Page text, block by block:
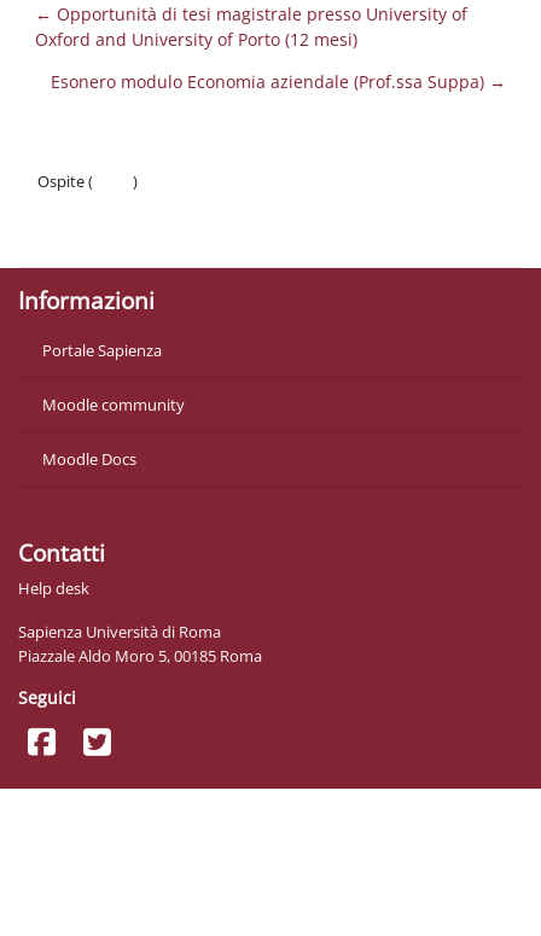
← Opportunità di tesi magistrale presso University of
Oxford and University of Porto (12 mesi)
Esonero modulo Economia aziendale (Prof.ssa Suppa) →
Ospite (
)
Informazioni
Portale Sapienza
Moodle community
Moodle Docs
Contatti
Help desk
Sapienza Università di Roma
Piazzale Aldo Moro 5, 00185 Roma
Seguici